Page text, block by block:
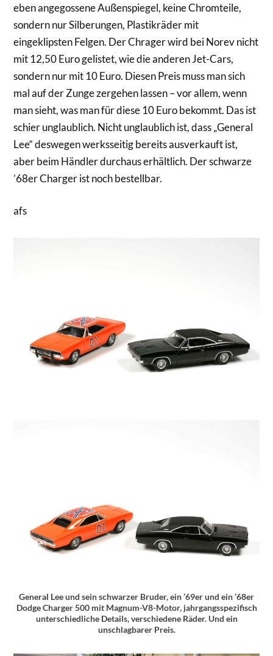
eben angegossene Außenspiegel, keine Chromteile,
sondern nur Silberungen, Plastikräder mit
eingeklipsten Felgen. Der Chrager wird bei Norev nicht
mit 12,50 Euro gelistet, wie die anderen Jet-Cars,
sondern nur mit 10 Euro. Diesen Preis muss man sich
mal auf der Zunge zergehen lassen – vor allem, wenn
man sieht, was man für diese 10 Euro bekommt. Das ist
schier unglaublich. Nicht unglaublich ist, dass „General
Lee“ deswegen werksseitig bereits ausverkauft ist,
aber beim Händler durchaus erhältlich. Der schwarze
’68er Charger ist noch bestellbar.
afs
General Lee und sein schwarzer Bruder, ein ’69er und ein ’68er
Dodge Charger 500 mit Magnum-V8-Motor, jahrgangsspezifisch
unterschiedliche Details, verschiedene Räder. Und ein
unschlagbarer Preis.